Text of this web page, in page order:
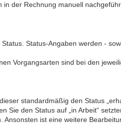
der Rechnung manuell
Status-Angaben werden -
Vorgangsarten sind bei den
standardmäßig den Status
Sie den Status auf „in Arbeit“
Ansonsten ist eine weitere